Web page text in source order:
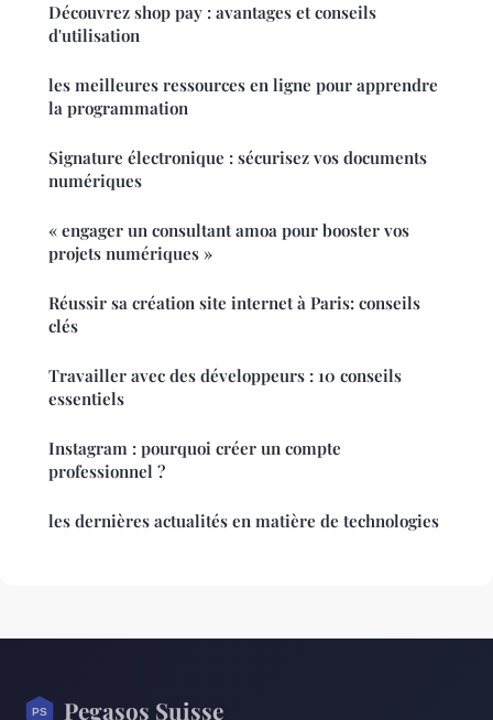
Découvrez shop pay : avantages et conseils
d'utilisation
les meilleures ressources en ligne pour apprendre
la programmation
Signature électronique : sécurisez vos documents
numériques
« engager un consultant amoa pour booster vos
projets numériques »
Réussir sa création site internet à Paris: conseils
clés
Travailler avec des développeurs : 10 conseils
essentiels
Instagram : pourquoi créer un compte
professionnel ?
les dernières actualités en matière de technologies
Pegasos Suisse